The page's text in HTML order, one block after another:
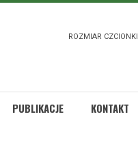
ROZMIAR CZCIONKI
PUBLIKACJE KONTAKT